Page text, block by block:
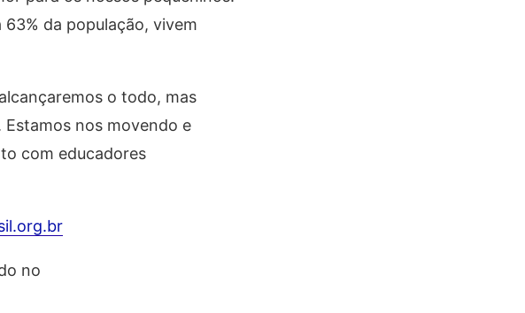
da população, vivem
o todo, mas
nos movendo e
com educadores
no